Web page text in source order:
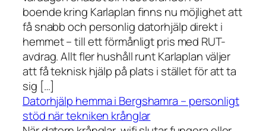
boende kring Karlaplan finns nu möjlighet att
få snabb och personlig datorhjälp direkt i
hemmet – till ett förmånligt pris med RUT-
avdrag. Allt fler hushåll runt Karlaplan väljer
att få teknisk hjälp på plats i stället för att ta
sig […]
Datorhjälp hemma i Bergshamra – personligt
stöd när tekniken krånglar